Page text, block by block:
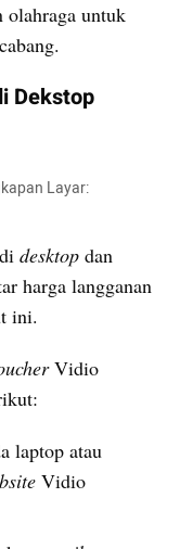
olahraga untuk
Dekstop
Layar:
desktop
harga langganan
ini.
Vidio
laptop atau
Vidio